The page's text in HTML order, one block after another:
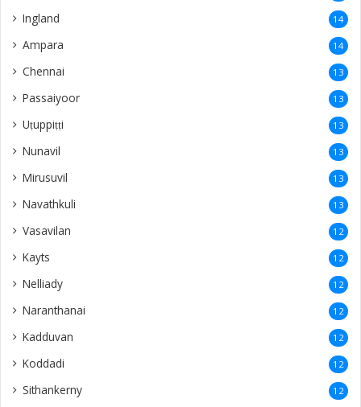
Ingland 14
Ampara 14
Chennai 13
Passaiyoor 13
Uṭuppiṭṭi 13
Nunavil 13
Mirusuvil 13
Navathkuli 13
Vasavilan 12
Kayts 12
Nelliady 12
Naranthanai 12
Kadduvan 12
Koddadi 12
Sithankerny 12